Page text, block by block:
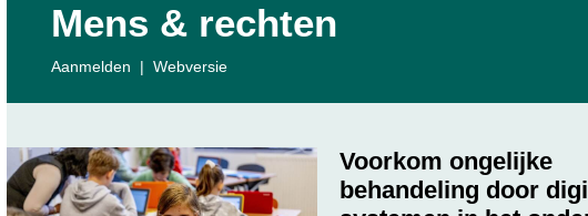
Mens & rechten
Aanmelden | Webversie
Voorkom ongelijke
behandeling door